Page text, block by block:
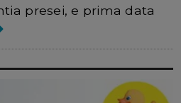
presei, e prima data